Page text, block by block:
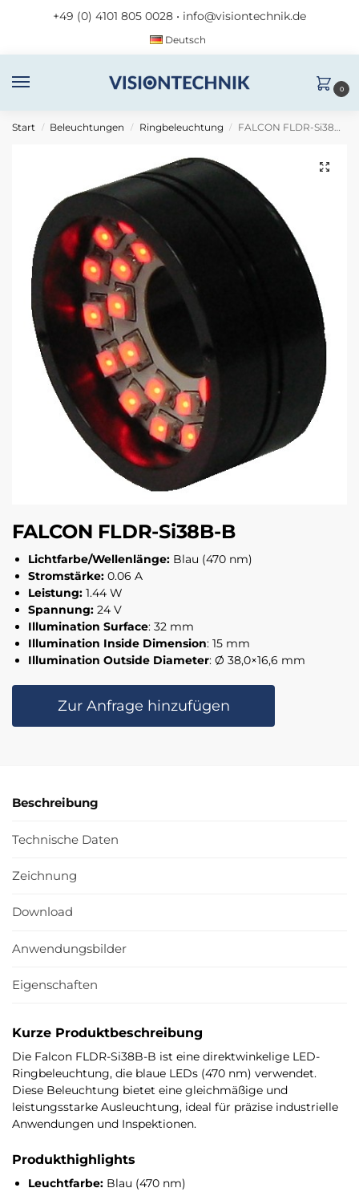
+49 (0) 4101 805 0028 • info@visiontechnik.de
Deutsch
0
Start / Beleuchtungen / Ringbeleuchtung / FALCON FLDR-Si38B-B
FALCON FLDR-Si38B-B
Lichtfarbe/Wellenlänge: Blau (470 nm)
Stromstärke: 0.06 A
Leistung: 1.44 W
Spannung: 24 V
Illumination Surface: 32 mm
Illumination Inside Dimension: 15 mm
Illumination Outside Diameter: Ø 38,0×16,6 mm
Zur Anfrage hinzufügen
Beschreibung
Technische Daten
Zeichnung
Download
Anwendungsbilder
Eigenschaften
Kurze Produktbeschreibung
Die Falcon FLDR-Si38B-B ist eine direktwinkelige LED-
Ringbeleuchtung, die blaue LEDs (470 nm) verwendet.
Diese Beleuchtung bietet eine gleichmäßige und
leistungsstarke Ausleuchtung, ideal für präzise industrielle
Anwendungen und Inspektionen.
Produkthighlights
Leuchtfarbe: Blau (470 nm)